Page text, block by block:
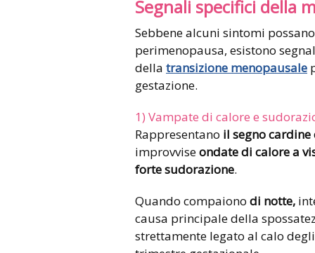
Segnali specifici della
Sebbene alcuni sintomi
perimenopausa, esistono
della transizione menopausale
gestazione.
1) Vampate di calore e
Rappresentano il segno
improvviseondate di calore a
forte sudorazione.
Quando compaiono di notte,
causa principale della
strettamente legato al calo